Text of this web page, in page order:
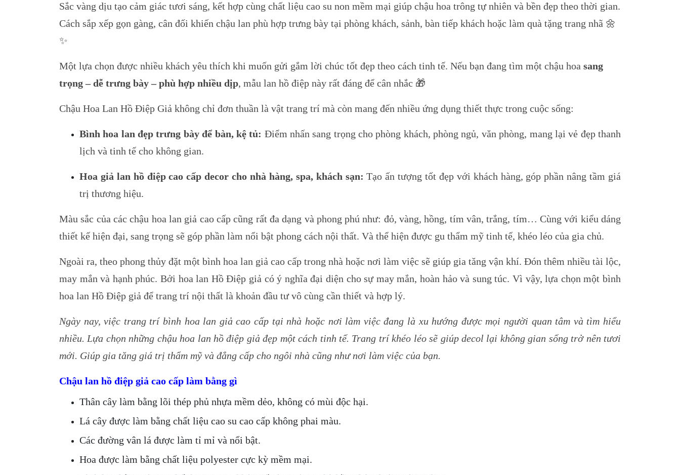
Sắc vàng dịu tạo cảm giác tươi sáng, kết hợp cùng chất liệu cao su non mềm mại giúp chậu hoa trông tự nhiên và bền đẹp theo thời gian.
Cách sắp xếp gọn gàng, cân đối khiến chậu lan phù hợp trưng bày tại phòng khách, sảnh, bàn tiếp khách hoặc làm quà tặng trang nhã 🌼
✨
Một lựa chọn được nhiều khách yêu thích khi muốn gửi gắm lời chúc tốt đẹp theo cách tinh tế. Nếu bạn đang tìm một chậu hoa sang
trọng – dễ trưng bày – phù hợp nhiều dịp, mẫu lan hồ điệp này rất đáng để cân nhắc 🎁
Chậu Hoa Lan Hồ Điệp Giả không chỉ đơn thuần là vật trang trí mà còn mang đến nhiều ứng dụng thiết thực trong cuộc sống:
Bình hoa lan đẹp trưng bày để bàn, kệ tủ: Điểm nhấn sang trọng cho phòng khách, phòng ngủ, văn phòng, mang lại vẻ đẹp thanh
lịch và tinh tế cho không gian.
Hoa giả lan hồ điệp cao cấp decor cho nhà hàng, spa, khách sạn:Tạo ấn tượng tốt đẹp với khách hàng, góp phần nâng tầm giá
trị thương hiệu.
Màu sắc của các chậu hoa lan giả cao cấp cũng rất đa dạng và phong phú như: đỏ, vàng, hồng, tím vân, trắng, tím… Cùng với kiểu dáng
thiết kế hiện đại, sang trọng sẽ góp phần làm nổi bật phong cách nội thất. Và thể hiện được gu thẩm mỹ tinh tế, khéo léo của gia chủ.
Ngoài ra, theo phong thủy đặt một bình hoa lan giả cao cấp trong nhà hoặc nơi làm việc sẽ giúp gia tăng vận khí. Đón thêm nhiều tài lộc,
may mắn và hạnh phúc. Bởi hoa lan Hồ Điệp giả có ý nghĩa đại diện cho sự may mắn, hoàn hảo và sung túc. Vì vậy, lựa chọn một bình
hoa lan Hồ Điệp giả để trang trí nội thất là khoản đầu tư vô cùng cần thiết và hợp lý.
Ngày nay, việc trang trí bình hoa lan giả cao cấp tại nhà hoặc nơi làm việc đang là xu hướng được mọi người quan tâm và tìm hiểu
nhiều. Lựa chọn những chậu hoa lan hồ điệp giả đẹp một cách tinh tế. Trang trí khéo léo sẽ giúp decol lại không gian sống trở nên tươi
mới. Giúp gia tăng giá trị thẩm mỹ và đẳng cấp cho ngôi nhà cũng như nơi làm việc của bạn.
Chậu lan hồ điệp giả cao cấp làm bằng gì
Thân cây làm bằng lõi thép phủ nhựa mềm dẻo, không có mùi độc hại.
Lá cây được làm bằng chất liệu cao su cao cấp không phai màu.
Các đường vân lá được làm tỉ mỉ và nổi bật.
Hoa được làm bằng chất liệu polyester cực kỳ mềm mại.